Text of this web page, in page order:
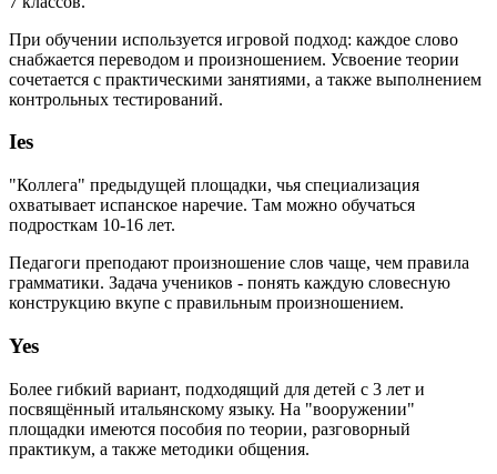
При обучении используется игровой подход: каждое слово
снабжается переводом и произношением. Усвоение теории
сочетается с практическими занятиями, а также выполнением
контрольных тестирований.
Ies
"Коллега" предыдущей площадки, чья специализация
охватывает испанское наречие. Там можно обучаться
подросткам 10-16 лет.
Педагоги преподают произношение слов чаще, чем правила
грамматики. Задача учеников - понять каждую словесную
конструкцию вкупе с правильным произношением.
Yes
Более гибкий вариант, подходящий для детей с 3 лет и
посвящённый итальянскому языку. На "вооружении"
площадки имеются пособия по теории, разговорный
практикум, а также методики общения.